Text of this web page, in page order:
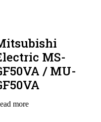
MS-
/ MU-
more